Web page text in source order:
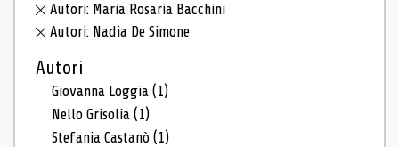
Autori: Maria Rosaria Bacchini
Autori: Nadia De Simone
Autori
Giovanna Loggia(1)
Nello Grisolia(1)
Stefania Castanò(1)